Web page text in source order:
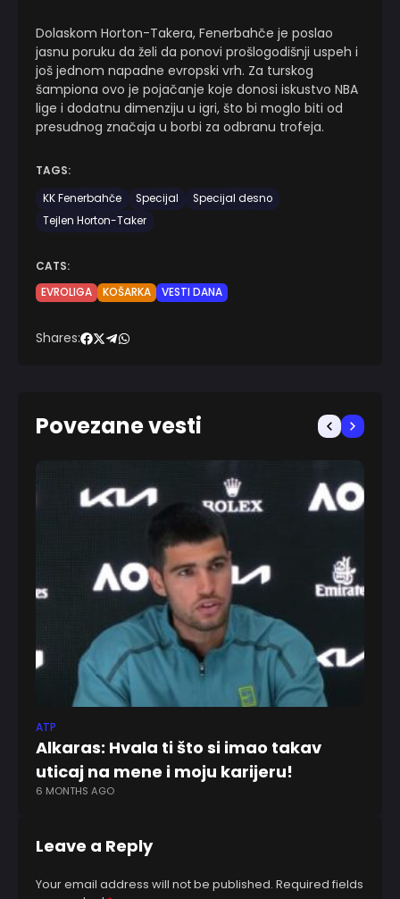
Dolaskom Horton-Takera, Fenerbahče je poslao
jasnu poruku da želi da ponovi prošlogodišnji uspeh i
još jednom napadne evropski vrh. Za turskog
šampiona ovo je pojačanje koje donosi iskustvo NBA
lige i dodatnu dimenziju u igri, što bi moglo biti od
presudnog značaja u borbi za odbranu trofeja.
TAGS:
KK Fenerbahče
Specijal
Specijal desno
Tejlen Horton-Taker
CATS:
EVROLIGA
KOŠARKA VESTI DANA
Shares:
Povezane vesti
ATP
Alkaras: Hvala ti što si imao takav
uticaj na mene i moju karijeru!
6 MONTHS AGO
Leave a Reply
Your email address will not be published. Required fields